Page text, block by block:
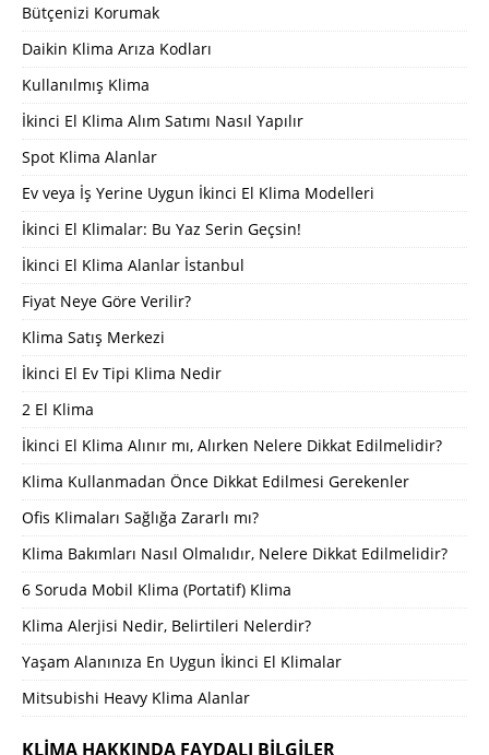
Bütçenizi Korumak
Daikin Klima Arıza Kodları
Kullanılmış Klima
İkinci El Klima Alım Satımı Nasıl Yapılır
Spot Klima Alanlar
Ev veya İş Yerine Uygun İkinci El Klima Modelleri
İkinci El Klimalar: Bu Yaz Serin Geçsin!
İkinci El Klima Alanlar İstanbul
Fiyat Neye Göre Verilir?
Klima Satış Merkezi
İkinci El Ev Tipi Klima Nedir
2 El Klima
İkinci El Klima Alınır mı, Alırken Nelere Dikkat Edilmelidir?
Klima Kullanmadan Önce Dikkat Edilmesi Gerekenler
Ofis Klimaları Sağlığa Zararlı mı?
Klima Bakımları Nasıl Olmalıdır, Nelere Dikkat Edilmelidir?
6 Soruda Mobil Klima (Portatif) Klima
Klima Alerjisi Nedir, Belirtileri Nelerdir?
Yaşam Alanınıza En Uygun İkinci El Klimalar
Mitsubishi Heavy Klima Alanlar
KLIMA HAKKINDA FAYDALI BILGILER